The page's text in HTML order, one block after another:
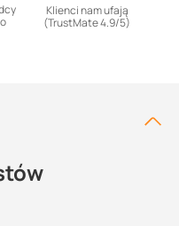
Klienci nam ufają
(TrustMate 4.9/5)